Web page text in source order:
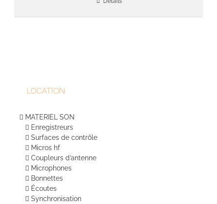
LOCATION
MATERIEL SON
Enregistreurs
Surfaces de contrôle
Micros hf
Coupleurs d’antenne
Microphones
Bonnettes
Écoutes
Synchronisation